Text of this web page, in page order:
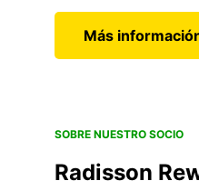
Más
SOBRE NUESTRO SOCIO
Radisson